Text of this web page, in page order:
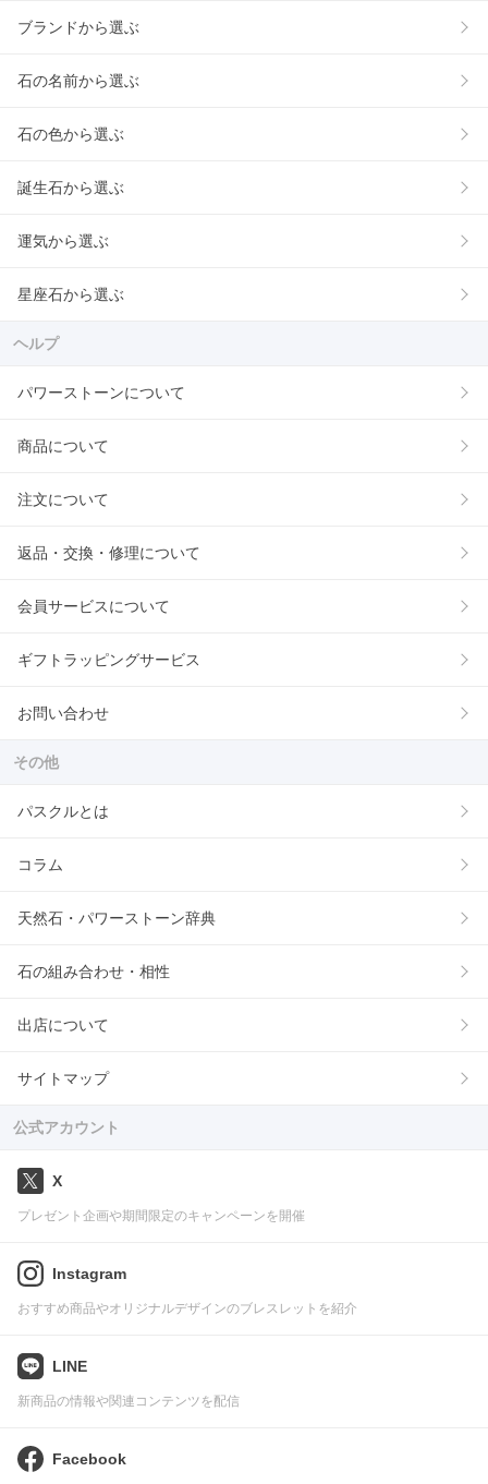
ブランドから選ぶ
石の名前から選ぶ
石の色から選ぶ
誕生石から選ぶ
運気から選ぶ
星座石から選ぶ
ヘルプ
パワーストーンについて
商品について
注文について
返品・交換・修理について
会員サービスについて
ギフトラッピングサービス
お問い合わせ
その他
パスクルとは
コラム
天然石・パワーストーン辞典
石の組み合わせ・相性
出店について
サイトマップ
公式アカウント
X
プレゼント企画や期間限定のキャンペーンを開催
Instagram
おすすめ商品やオリジナルデザインのブレスレットを紹介
LINE
新商品の情報や関連コンテンツを配信
Facebook